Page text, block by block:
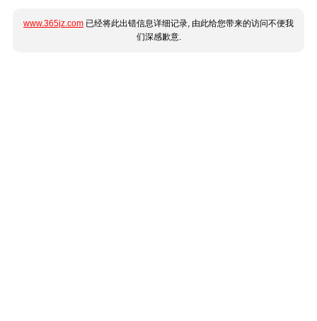
www.365jz.com 已经将此出错信息详细记录, 由此给您带来的访问不便我
们深感歉意.